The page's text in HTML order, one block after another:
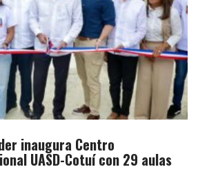
inaugura Centro
UASD-Cotuí con 29 aulas